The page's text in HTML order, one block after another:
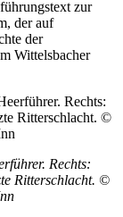
zur
der auf
der
Wittelsbacher
Rechts:
Ritterschlacht. ©